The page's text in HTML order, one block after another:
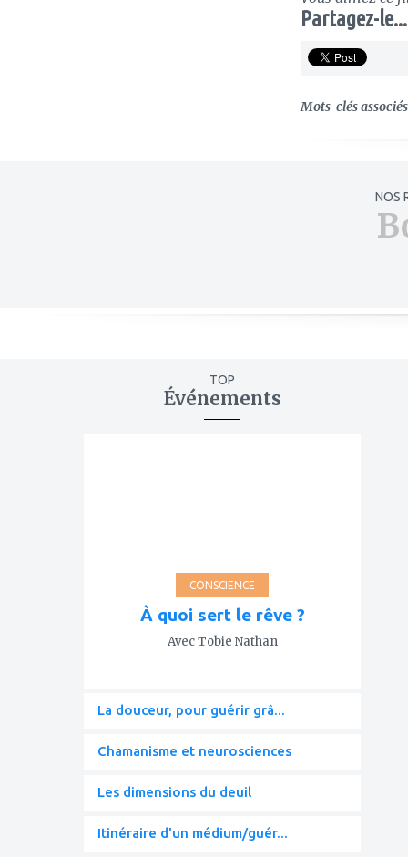
Partagez-le...
Mots-clés
NOS
TOP
Événements
CONSCIENCE
À quoi sert le rêve ?
Avec Tobie Nathan
La douceur, pour guérir grâ...
Chamanisme et neurosciences
Les dimensions du deuil
Itinéraire d'un médium/guér...